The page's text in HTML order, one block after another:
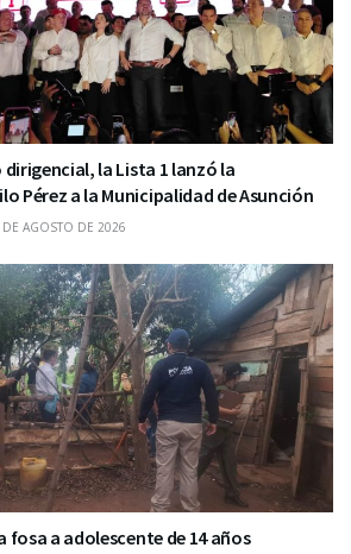
la Lista 1 lanzó la
Pérez a la Municipalidad de Asunción
AGOSTO DE 2026
fosa a adolescente de 14 años